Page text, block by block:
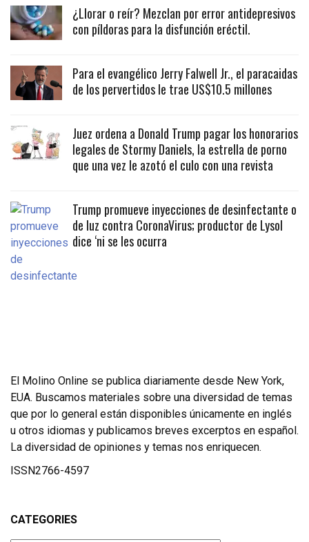
¿Llorar o reír? Mezclan por error antidepresivos
con píldoras para la disfunción eréctil.
Para el evangélico Jerry Falwell Jr., el paracaidas
de los pervertidos le trae US$10.5 millones
Juez ordena a Donald Trump pagar los honorarios
legales de Stormy Daniels, la estrella de porno
que una vez le azotó el culo con una revista
Trump promueve inyecciones de desinfectante o
de luz contra CoronaVirus; productor de Lysol
dice ‘ni se les ocurra
El Molino Online se publica diariamente desde New York,
EUA. Buscamos materiales sobre una diversidad de temas
que por lo general están disponibles únicamente en inglés
u otros idiomas y publicamos breves excerptos en español.
La diversidad de opiniones y temas nos enriquecen.
ISSN2766-4597
CATEGORIES